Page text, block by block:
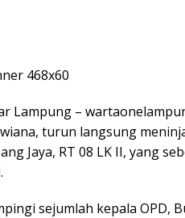
Lampung –
turun langsung
Jaya, RT 08 LK II, yang
sejumlah kepala OPD,